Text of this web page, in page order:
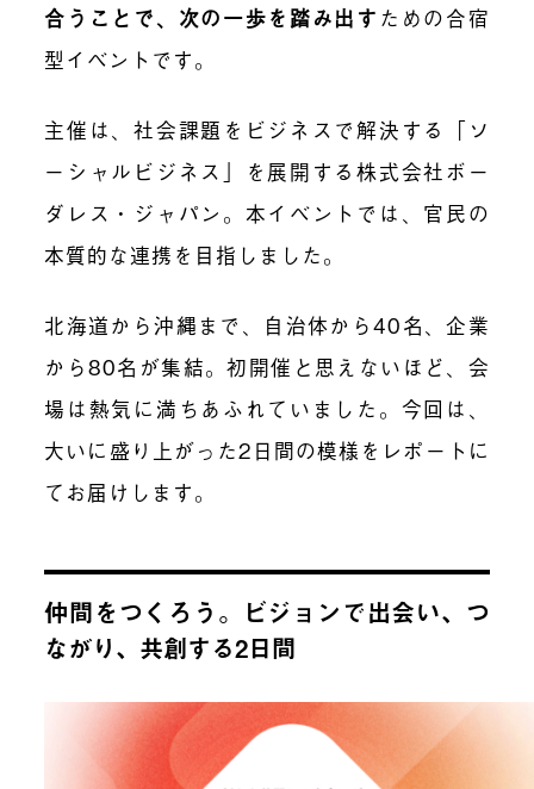
合うことで、次の一歩を踏み出す ための合宿
型イベントです。
主催は、社会課題をビジネスで解決する「ソ
ーシャルビジネス」を展開する株式会社ボー
ダレス・ジャパン。本イベントでは、官民の
本質的な連携を目指しました。
北海道から沖縄まで、自治体から40名、企業
から80名が集結。初開催と思えないほど、会
場は熱気に満ちあふれていました。今回は、
大いに盛り上がった2日間の模様をレポートに
てお届けします。
仲間をつくろう。ビジョンで出会い、つ
ながり、共創する2日間